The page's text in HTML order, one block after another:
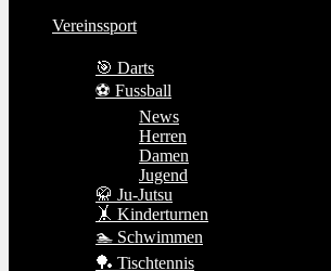
Vereinssport
🎯 Darts
⚽ Fussball
News
Herren
Damen
Jugend
🥋 Ju-Jutsu
🤸 Kinderturnen
🏊 Schwimmen
🏓 Tischtennis